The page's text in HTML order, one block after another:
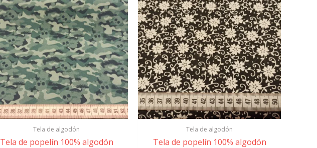
Tela de algodón
Tela de popelín 100% algodón
Tela de algodón
Tela de popelín 100% algodón